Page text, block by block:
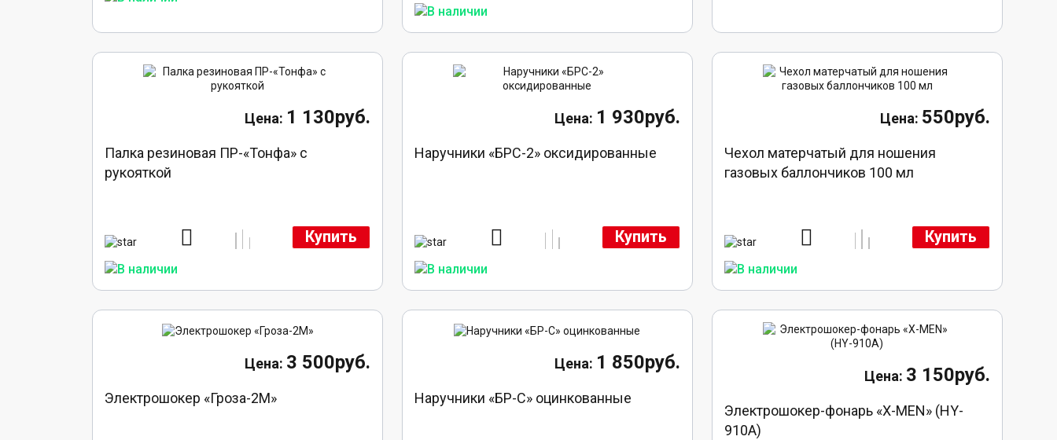
1 130руб.
Палка резиновая ПР-«Тонфа» с
рукояткой
Купить
1 930руб.
Наручники «БРС-2» оксидированные
Купить
550руб.
Чехол матерчатый для ношения
газовых баллончиков 100 мл
Купить
3 500руб.
Электрошокер «Гроза-2М»
1 850руб.
Наручники «БР-С» оцинкованные
3 150руб.
Электрошокер-фонарь «X-MEN» (HY-
910A)